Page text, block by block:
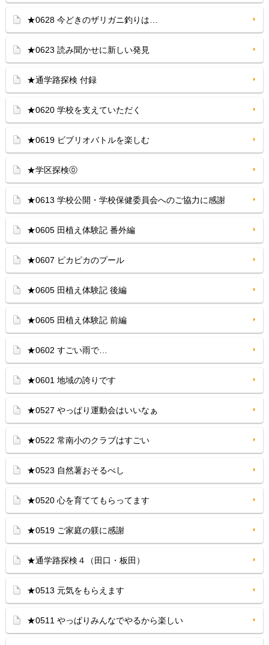
★0628 今どきのザリガニ釣りは…
★0623 読み聞かせに新しい発見
★通学路探検 付録
★0620 学校を支えていただく
★0619 ビブリオバトルを楽しむ
★学区探検⓪
★0613 学校公開・学校保健委員会へのご協力に感謝
★0605 田植え体験記 番外編
★0607 ピカピカのプール
★0605 田植え体験記 後編
★0605 田植え体験記 前編
★0602 すごい雨で…
★0601 地域の誇りです
★0527 やっぱり運動会はいいなぁ
★0522 常南小のクラブはすごい
★0523 自然薯おそるべし
★0520 心を育ててもらってます
★0519 ご家庭の躾に感謝
★通学路探検４（田口・板田）
★0513 元気をもらえます
★0511 やっぱりみんなでやるから楽しい